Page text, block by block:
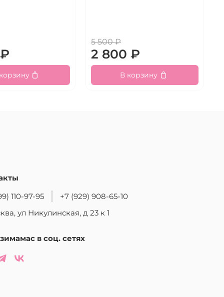
5 500 ₽
2 800 ₽
В корзину
110-97-95
+7 (929) 908-65-10
ул Никулинская, д 23 к 1
в соц. сетях